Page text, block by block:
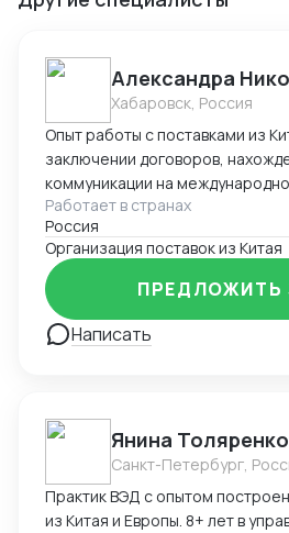
Александра
Хабаровск, Россия
Опыт работы с поставками из
заключении договоров,
коммуникации на
понимание рынка, хорошие связи в
организации Доставки. Склады в разных городах
Китая ( Гуанчжоу, суйфеньхе,
китайские посредники. ЗАВОЗ груза через Москву ,
Владивосток, Уссурийск.
Работает в странах
Россия
Организация поставок из Китая
Написать
ПРЕДЛОЖИТЬ
Янина Толяренко
Санкт-Петербург,
Практик ВЭД с опытом
из Китая и Европы. 8+ лет в